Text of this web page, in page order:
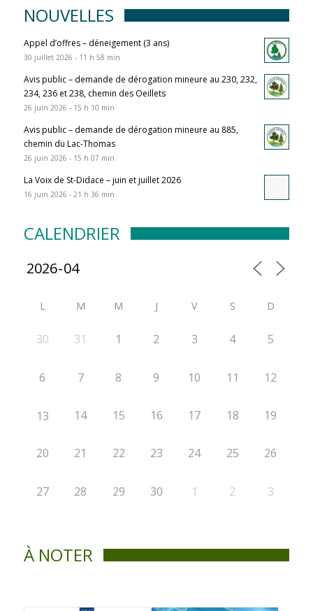
NOUVELLES
Appel d’offres – déneigement (3 ans)
30 juillet 2026 - 11 h 58 min
Avis public – demande de dérogation mineure au 230, 232,
234, 236 et 238, chemin des Oeillets
26 juin 2026 - 15 h 10 min
Avis public – demande de dérogation mineure au 885,
chemin du Lac-Thomas
26 juin 2026 - 15 h 07 min
La Voix de St-Didace – juin et juillet 2026
16 juin 2026 - 21 h 36 min
CALENDRIER
L M M J V S D
30 31 1 2 3 4 5
6 7 8 9 10 11 12
13 14 15 16 17 18 19
20 21 22 23 24 25 26
27 28 29 30 1 2 3
À NOTER